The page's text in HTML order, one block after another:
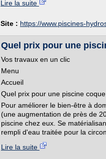
Lire la suite
Site : https://www.piscines-
Quel prix pour une
Vos travaux en un clic
Menu
Accueil
Quel prix pour une piscine
Pour améliorer le bien-être à
(une augmentation de près de
piscine chez eux. Se
rempli d'eau traitée pour la
Lire la suite